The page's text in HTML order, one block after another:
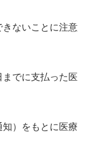
ないことに注意
でに支払った医
）をもとに医療